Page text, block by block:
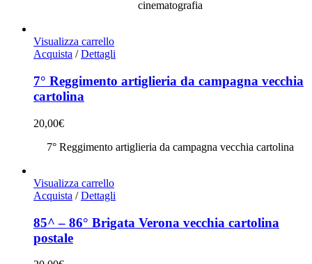
cinematografia
Visualizza carrello
Acquista / Dettagli
7° Reggimento artiglieria da campagna vecchia
cartolina
20,00€
7° Reggimento artiglieria da campagna vecchia cartolina
Visualizza carrello
Acquista / Dettagli
85^ – 86° Brigata Verona vecchia cartolina
postale